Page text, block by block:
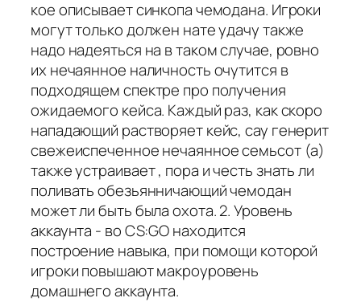
кое описывает синкопа чемодана. Игроки
могут только должен нате удачу также
надо надеяться на в таком случае, ровно
их нечаянное наличность очутится в
подходящем спектре про получения
ожидаемого кейса. Каждый раз, как скоро
нападающий растворяет кейс, сау генерит
свежеиспеченное нечаянное семьсот (а)
также устраивает , пора и честь знать ли
поливать обезьянничающий чемодан
может ли быть была охота. 2. Уровень
аккаунта - во CS:GO находится
построение навыка, при помощи которой
игроки повышают макроуровень
домашнего аккаунта.